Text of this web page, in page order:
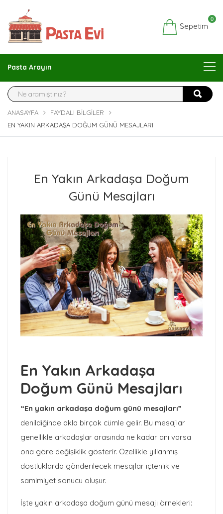
Sepetim
0
Pasta Arayın
ANASAYFA
FAYDALI BILGILER
EN YAKIN ARKADAŞA DOĞUM GÜNÜ MESAJLARI
En Yakın Arkadaşa Doğum
Günü Mesajları
En Yakın Arkadaşa
Doğum Günü Mesajları
“En yakın arkadaşa doğum günü mesajları”
denildiğinde akla birçok cümle gelir. Bu mesajlar
genellikle arkadaşlar arasında ne kadar anı varsa
ona göre değişiklik gösterir. Özellikle yıllanmış
dostluklarda gönderilecek mesajlar içtenlik ve
samimiyet sonucu oluşur.
İşte yakın arkadaşa doğum günü mesajı örnekleri: